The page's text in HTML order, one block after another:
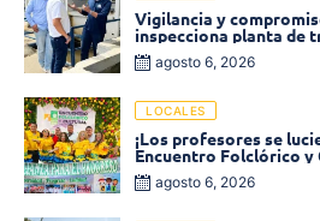
Vigilancia y
inspecciona planta de
agosto 6, 2026
LOCALES
¡Los profesores se
Encuentro Folclórico
2026 en Ciénaga
agosto 6, 2026